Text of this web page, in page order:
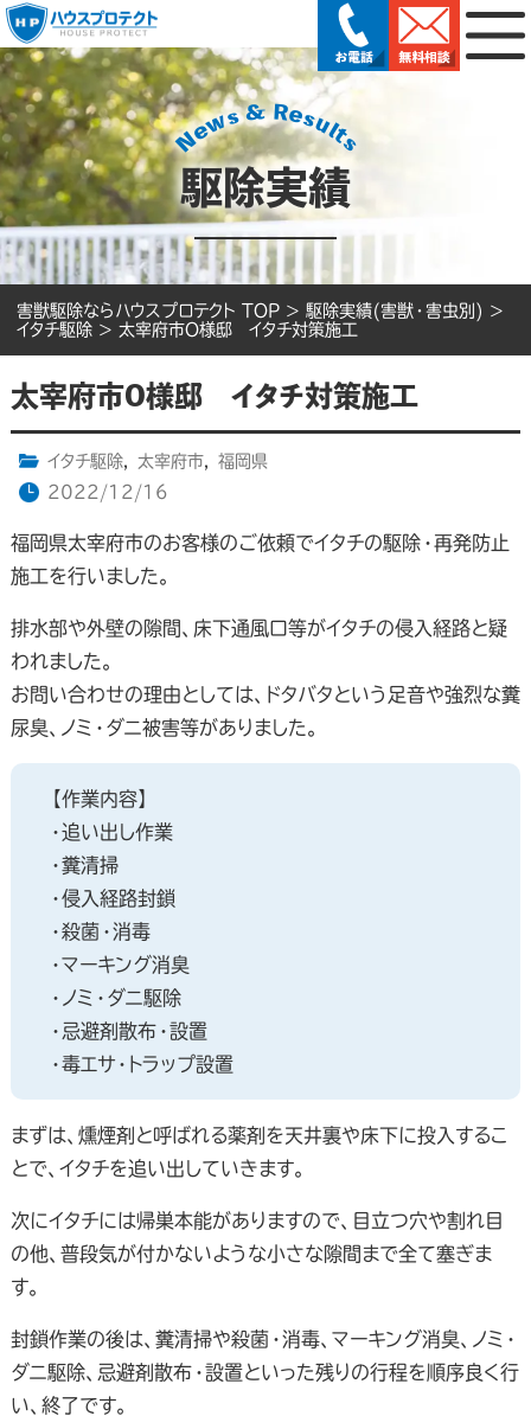
駆除実績
害獣駆除ならハウスプロテクト TOP > 駆除実績(害獣・害虫別) >
イタチ駆除 > 太宰府市O様邸 イタチ対策施工
太宰府市O様邸 イタチ対策施工
イタチ駆除, 太宰府市,
福岡県
2022/12/16
福岡県太宰府市のお客様のご依頼でイタチの駆除・再発防止
施工を行いました。
排水部や外壁の隙間、床下通風口等がイタチの侵入経路と疑
われました。
お問い合わせの理由としては、ドタバタという足音や強烈な糞
尿臭、ノミ・ダニ被害等がありました。
【作業内容】
・追い出し作業
・糞清掃
・侵入経路封鎖
・殺菌・消毒
・マーキング消臭
・ノミ・ダニ駆除
・忌避剤散布・設置
・毒エサ・トラップ設置
まずは、燻煙剤と呼ばれる薬剤を天井裏や床下に投入するこ
とで、イタチを追い出していきます。
次にイタチには帰巣本能がありますので、目立つ穴や割れ目
の他、普段気が付かないような小さな隙間まで全て塞ぎま
す。
封鎖作業の後は、糞清掃や殺菌・消毒、マーキング消臭、ノミ・
ダニ駆除、忌避剤散布・設置といった残りの行程を順序良く行
い、終了です。